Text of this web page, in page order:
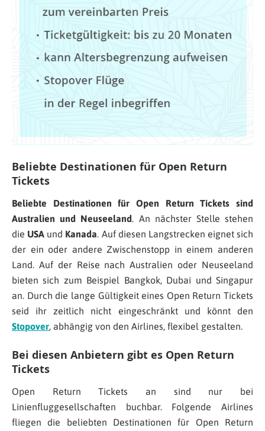
Beliebte Destinationen für Open Return
Tickets
Beliebte Destinationen für Open Return Tickets sind
Australien und Neuseeland . An nächster Stelle stehen
die USA und Kanada. Auf diesen Langstrecken eignet sich
der ein oder andere Zwischenstopp in einem anderen
Land. Auf der Reise nach Australien oder Neuseeland
bieten sich zum Beispiel Bangkok, Dubai und Singapur
an. Durch die lange Gültigkeit eines Open Return Tickets
seid ihr zeitlich nicht eingeschränkt und könnt den
Stopover, abhängig von den Airlines, flexibel gestalten.
Bei diesen Anbietern gibt es Open Return
Tickets
Open Return Tickets an sind nur bei
Linienfluggesellschaften buchbar. Folgende Airlines
fliegen die beliebten Destinationen für Open Return